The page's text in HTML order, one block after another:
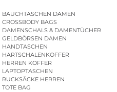
BAUCHTASCHEN DAMEN
CROSSBODY BAGS
DAMENSCHALS & DAMENTÜCHER
GELDBÖRSEN DAMEN
HANDTASCHEN
HARTSCHALENKOFFER
HERREN KOFFER
LAPTOPTASCHEN
RUCKSÄCKE HERREN
TOTE BAG